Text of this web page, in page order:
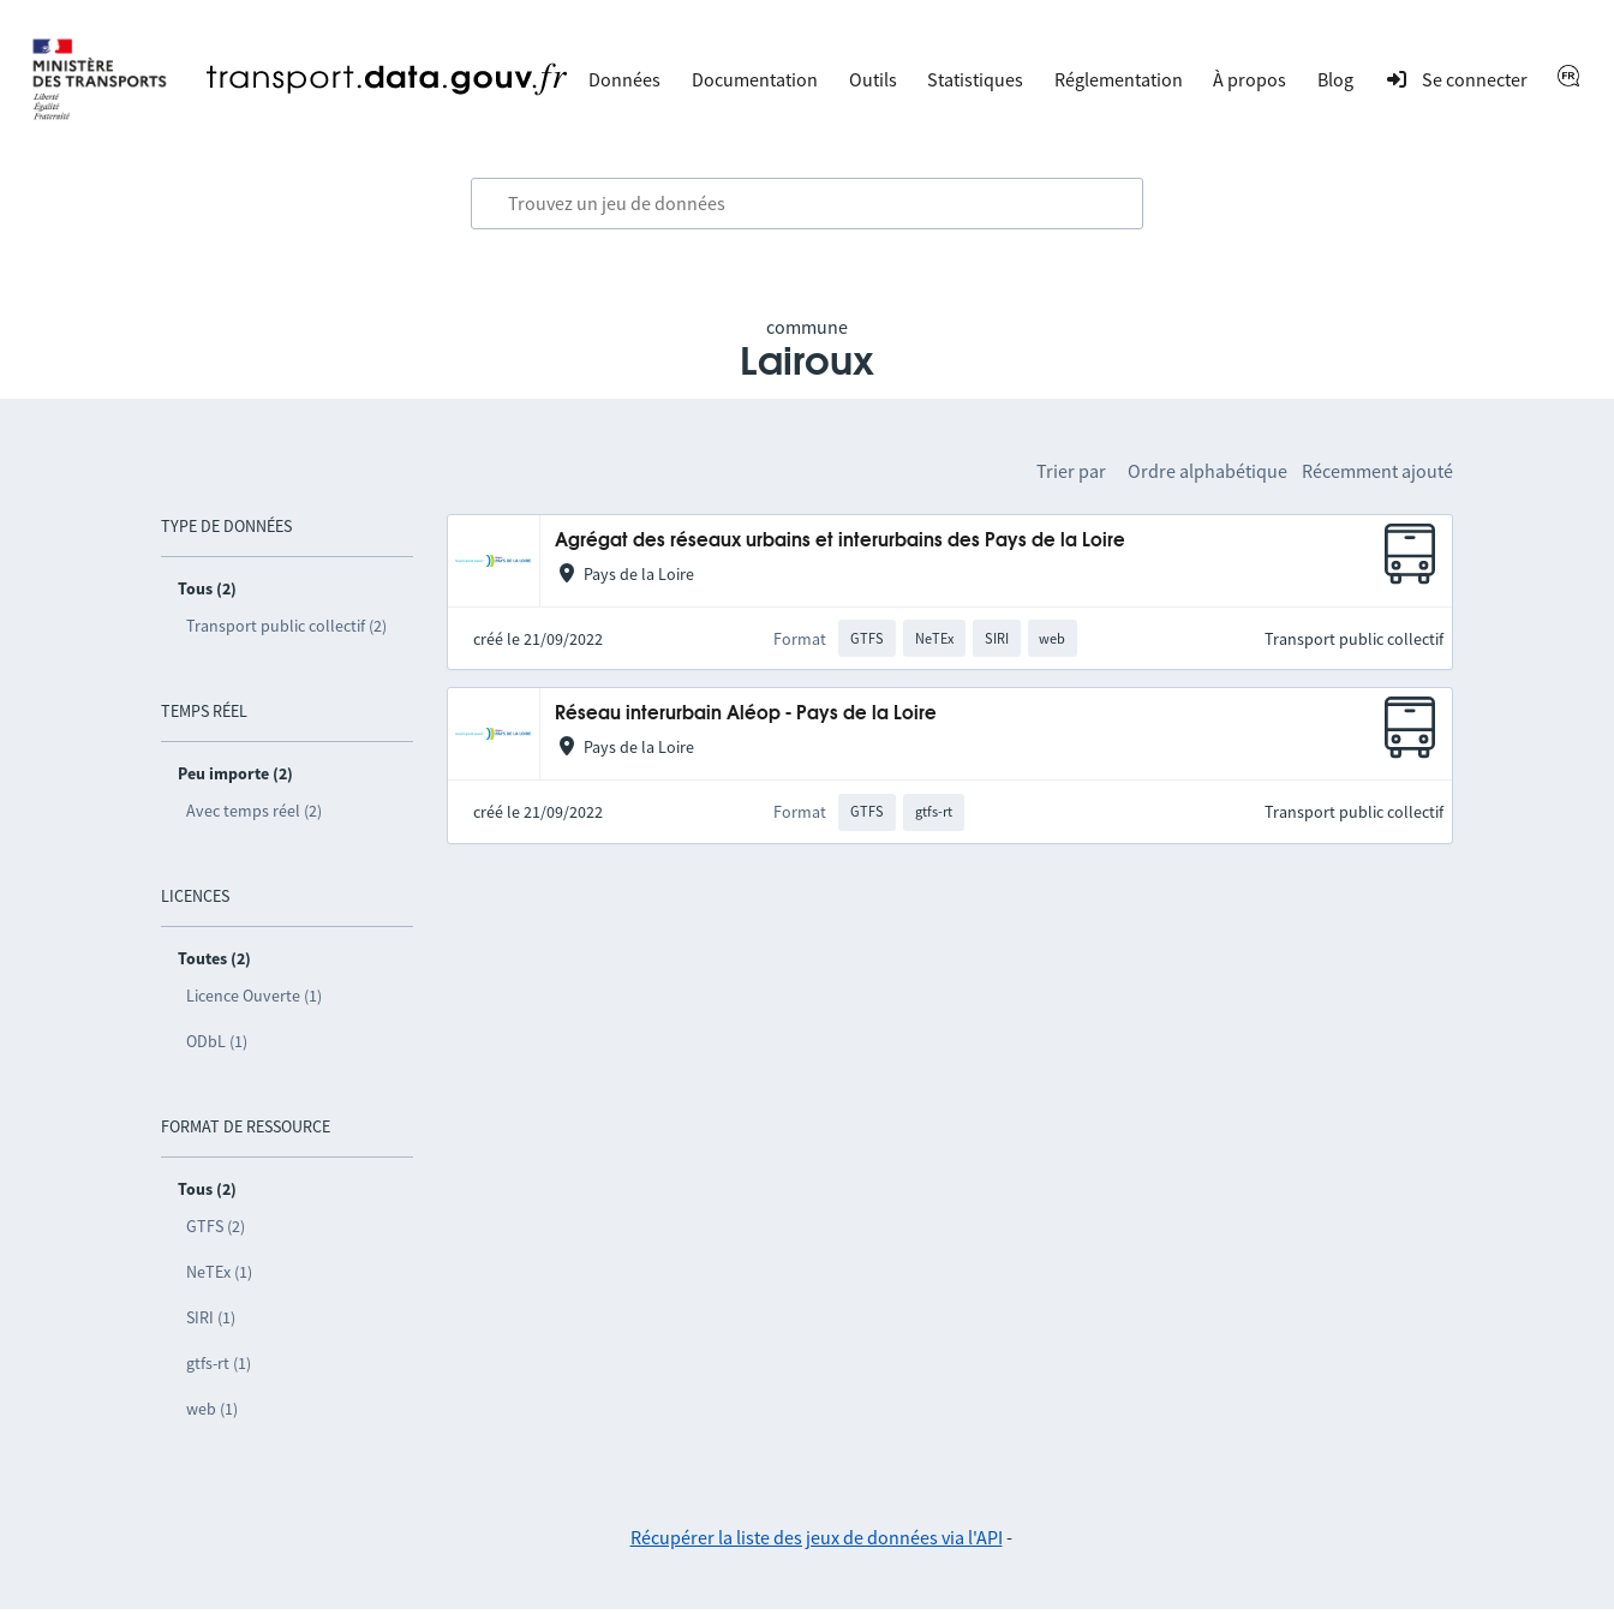
Données Documentation Outils Statistiques Réglementation À propos Blog Se connecter
commune
Lairoux
TYPE DE DONNÉES
Tous (2)
Transport public collectif (2)
TEMPS RÉEL
Peu importe (2)
Avec temps réel (2)
LICENCES
Toutes (2)
Licence Ouverte (1)
ODbL (1)
FORMAT DE RESSOURCE
Tous (2)
GTFS (2)
NeTEx (1)
SIRI (1)
gtfs-rt (1)
web (1)
Trier par Ordre alphabétique Récemment ajouté
Agrégat des réseaux urbains et interurbains des Pays de la Loire
Pays de la Loire
créé le 21/09/2022 Format GTFS NeTEx SIRI web Transport public collectif
Réseau interurbain Aléop - Pays de la Loire
Pays de la Loire
créé le 21/09/2022 Format GTFS gtfs-rt Transport public collectif
Récupérer la liste des jeux de données via l'API -